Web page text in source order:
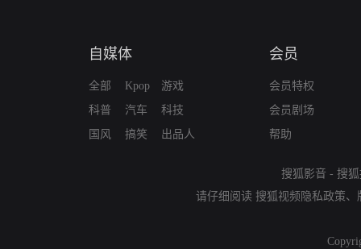
自媒体
全部
科普
国风
Kpop
汽车
搞笑
游戏
科技
出品人
会员
会员特权
会员剧场
帮助
搜狐影音 - 搜
请仔细阅读 搜狐视频隐私政策、